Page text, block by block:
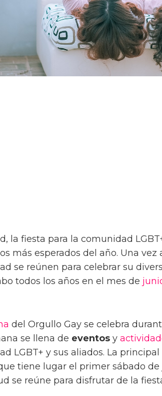
la fiesta para la comunidad
más esperados del año. Una vez
se reúnen para celebrar su
todos los años en el mes de
del Orgullo Gay se celebra
se llena de eventos y
LGBT+ y sus aliados. La
tiene lugar el primer sábado
se reúne para disfrutar de la